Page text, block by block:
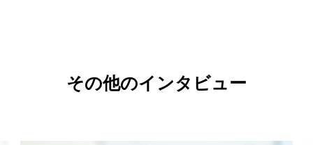
その他のインタビュー